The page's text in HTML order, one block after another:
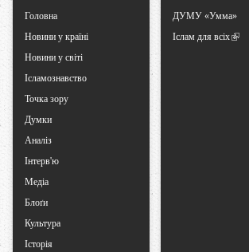
s
Головна
Новини у країні
Новини у світі
Ісламознавство
Точка зору
Думки
Аналіз
Інтерв'ю
Медіа
Блоґи
Культура
Історія
ДУМУ «Умма»
Іслам для всіх